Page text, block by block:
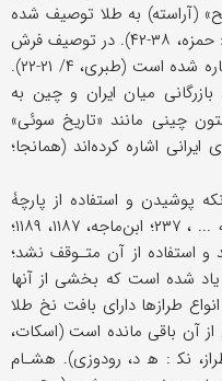
(آراسته) به طلا توصیف شده
... ، ۹۳؛ نیز نک‍ : حمزه، ۳۸-۴۲). در توصیف فرش
بهارستان نیز به استفاده از الیاف طلا اشاره شده است (طبری، ۴/ ۲۱-۲۲).
میان ایران و چین به
چینی مانند «تاریخ سوئی»
م)، به زریهای ایرانی اشاره کرده‌اند (همانجا؛
پوشیدن و استفاده از پارچۀ
... ، ۲۳۷؛ ابن‌ماجه، ۱۱۸۷، ۱۱۸۹؛
۱۰/ ۳۹۷)، اما تولید و استفاده از آن متـوقف نشد؛
یاد شده است که بخشی از آنها
طرازها دارای بافت نخ طلا
آن باقی مانده است (اسکات،
نک‍ : ه‍ د، رودوزی). هشـام